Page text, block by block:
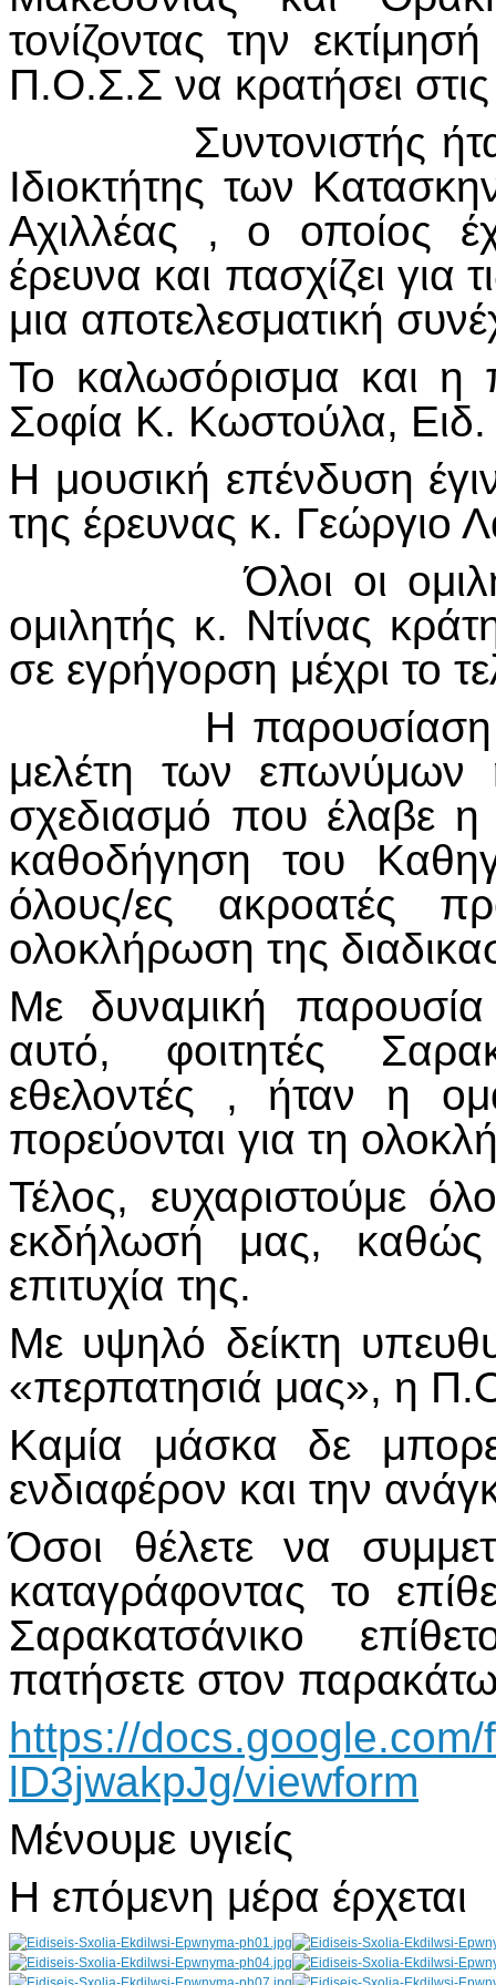
τονίζοντας την
Π.Ο.Σ.Σ να κρατήσει
Συντονιστής ήταν
Ιδιοκτήτης των
Αχιλλέας , ο οποίος
έρευνα και πασχίζει για
μια αποτελεσματική
Το καλωσόρισμα και η
Σοφία Κ. Κωστούλα,
Η μουσική επένδυση
της έρευνας κ. Γεώργιο
Όλοι οι ομιλητές
ομιλητής κ. Ντίνας
σε εγρήγορση μέχρι το
Η παρουσίαση για
μελέτη των επωνύμων
σχεδιασμό που έλαβε
καθοδήγηση του
όλους/ες ακροατές
ολοκλήρωση της
Με δυναμική
αυτό, φοιτητές
εθελοντές , ήταν η
πορεύονται για τη
Τέλος, ευχαριστούμε
εκδήλωσή μας,
επιτυχία της.
Με υψηλό δείκτη
«περπατησιά μας», η
Καμία μάσκα δε
ενδιαφέρον και την
Όσοι θέλετε να
καταγράφοντας το
Σαρακατσάνικο
πατήσετε στον
https://
lD3jwakpJg/viewform
Μένουμε υγιείς
Η επόμενη μέρα έρχεται